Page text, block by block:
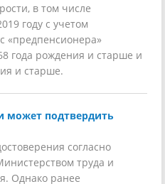
в том числе
году с учетом
«предпенсионера»
года рождения и старше и
и старше.
может подтвердить
согласно
труда и
Однако ранее